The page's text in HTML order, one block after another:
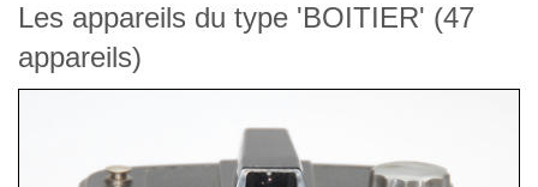
Les appareils du type 'BOITIER' (47
appareils)